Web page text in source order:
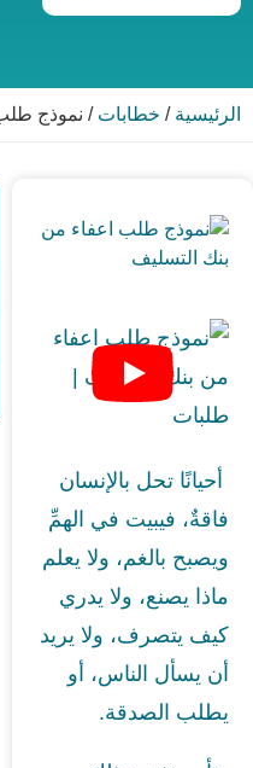
الرئيسية / خطابات / نموذج
أحيانًا تحل بالإنسان
فاقةٌ، فيبيت في الهمِّ
ويصبح بالغم، ولا يعلم
ماذا يصنع، ولا يدري
كيف يتصرف، ولا يريد
أن يسأل الناس، أو
يطلب الصدقة.